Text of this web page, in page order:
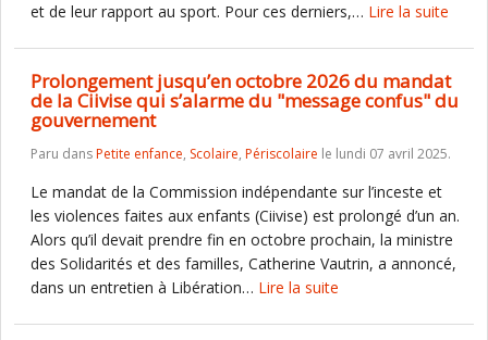
et de leur rapport au sport. Pour ces derniers,… Lire la suite
Prolongement jusqu’en octobre 2026 du mandat
de la Ciivise qui s’alarme du "message confus" du
gouvernement
Paru dansPetite enfance, Scolaire, Périscolaire le lundi 07 avril 2025.
Le mandat de la Commission indépendante sur l’inceste et
les violences faites aux enfants (Ciivise) est prolongé d’un an.
Alors qu’il devait prendre fin en octobre prochain, la ministre
des Solidarités et des familles, Catherine Vautrin, a annoncé,
dans un entretien à Libération… Lire la suite